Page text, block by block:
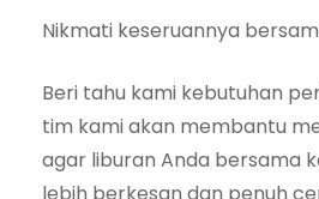
Nikmati keseruannya
Beri tahu kami kebutuhan
tim kami akan membantu
agar liburan Anda bersama
lebih berkesan dan penuh